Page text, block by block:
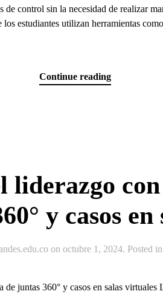
control sin la necesidad de realizar
estudiantes utilizan herramientas
Continue reading
liderazgo
y casos
on octubre 1, 2024. Posted in
juntas 360° y casos en salas